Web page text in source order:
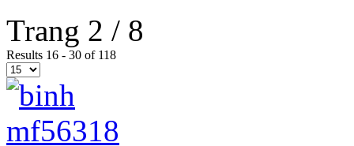
Trang 2 / 8
Results 16 - 30 of 118